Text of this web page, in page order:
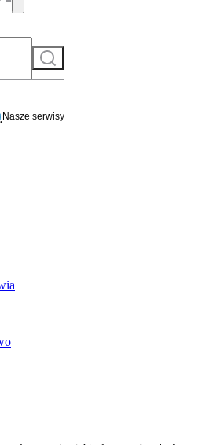
Szukaj
Nasze serwisy